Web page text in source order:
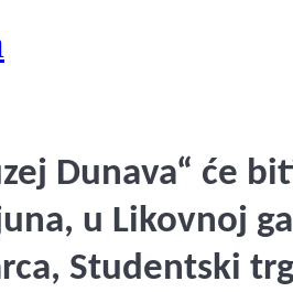
Dunava“ će
u Likovnoj
Studentski